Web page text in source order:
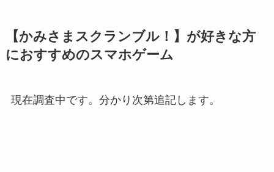
【かみさまスクランブル！】が好きな方
におすすめのスマホゲーム
現在調査中です。分かり次第追記します。